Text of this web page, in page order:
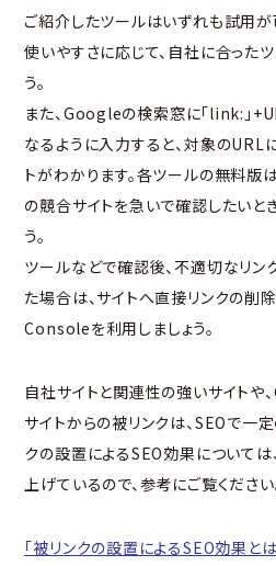
ご紹介したツールはいずれも試用
使いやすさに応じて、自社に合った
う。
また、Googleの検索窓に「link:
なるように入力すると、対象のURL
トがわかります。各ツールの無料版
の競合サイトを急いで確認したいと
う。
ツールなどで確認後、不適切なリン
た場合は、サイトへ直接リンクの削
Consoleを利用しましょう。
自社サイトと関連性の強いサイト
サイトからの被リンクは、SEOで一
クの設置によるSEO効果については
上げているので、参考にご覧ください
「被リンクの設置によるSEO効果